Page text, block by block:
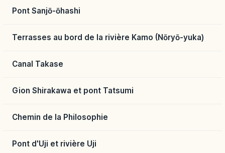
Pont Sanjō-ōhashi
Terrasses au bord de la rivière Kamo (Nōryō-yuka)
Canal Takase
Gion Shirakawa et pont Tatsumi
Chemin de la Philosophie
Pont d'Uji et rivière Uji